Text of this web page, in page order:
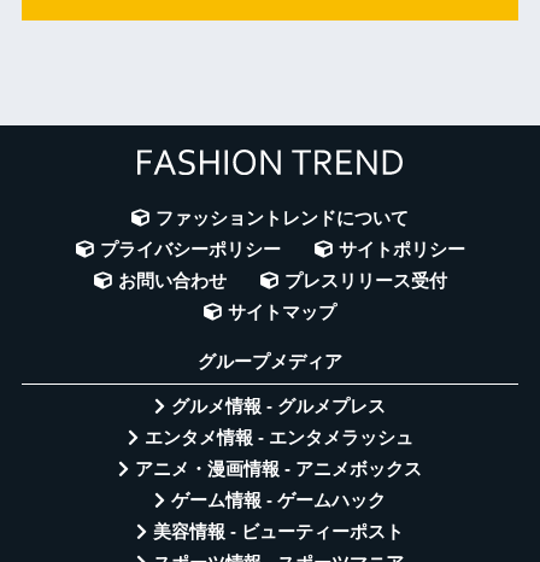
ファッショントレンドについて
プライバシーポリシー
サイトポリシー
お問い合わせ
プレスリリース受付
サイトマップ
グループメディア
グルメ情報 - グルメプレス
エンタメ情報 - エンタメラッシュ
アニメ・漫画情報 - アニメボックス
ゲーム情報 - ゲームハック
美容情報 - ビューティーポスト